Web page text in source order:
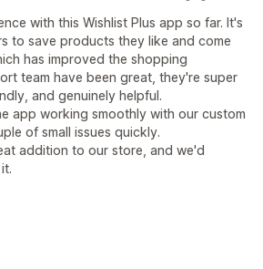
with this Wishlist Plus app so far. It's
to save products they like and come
has improved the shopping
team have been great, they're super
and genuinely helpful.
app working smoothly with our custom
of small issues quickly.
addition to our store, and we'd